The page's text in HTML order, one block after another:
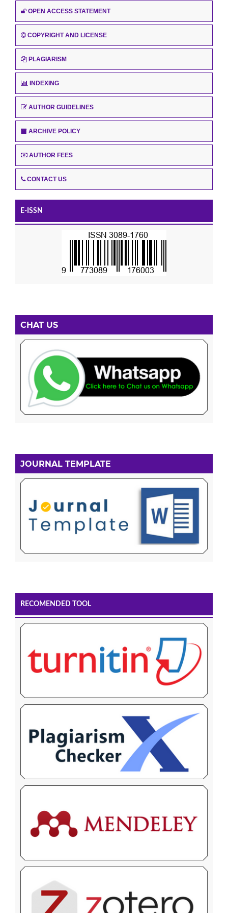
OPEN ACCESS STATEMENT
COPYRIGHT AND LICENSE
PLAGIARISM
INDEXING
AUTHOR GUIDELINES
ARCHIVE POLICY
AUTHOR FEES
CONTACT US
E-ISSN
CHAT US
JOURNAL TEMPLATE
RECOMENDED TOOL